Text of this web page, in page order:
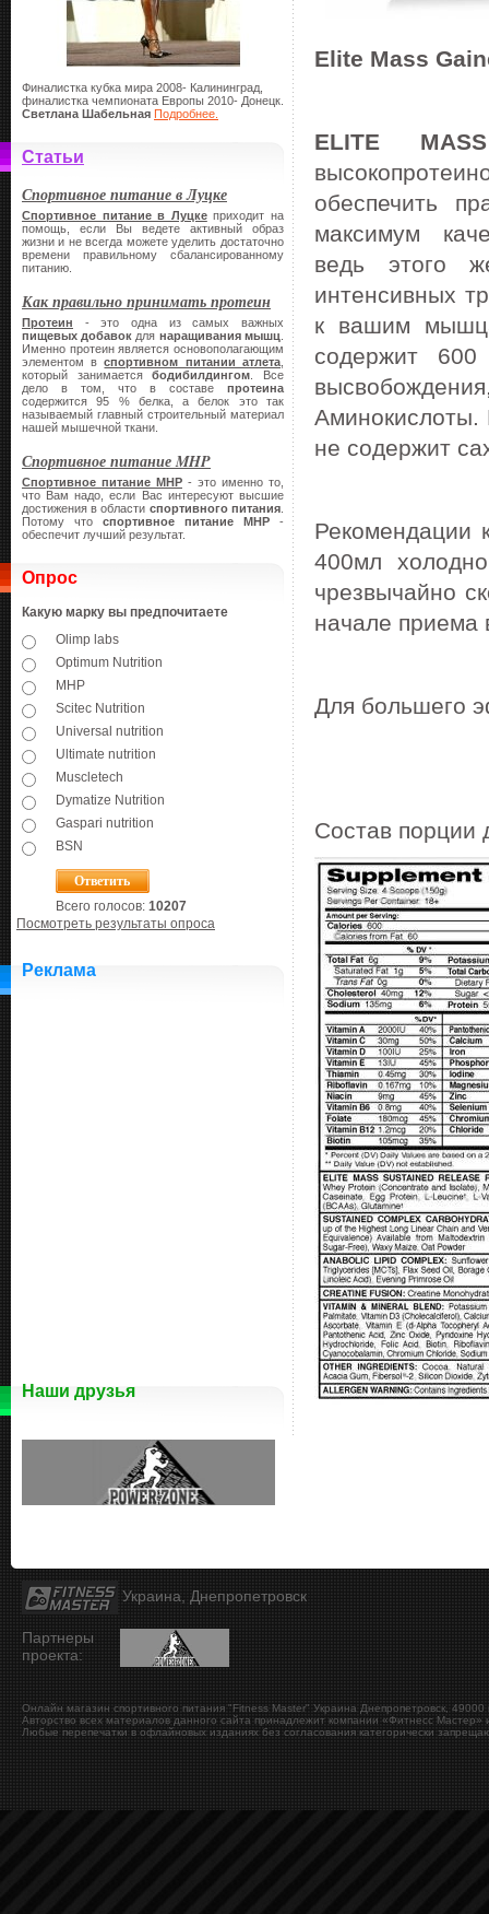
Финалистка кубка мира 2008- Калининград,
финалистка чемпионата Европы 2010- Донецк.
Светлана Шабельная Подробнее.
Статьи
Спортивное питание в Луцке
Спортивное питание в Луцкеприходит на
помощь, если Вы ведете активный образ
жизни и не всегда можете уделить достаточно
времени правильному сбалансированному
питанию.
Как правильно принимать протеин
Протеин - это одна из самых важных
пищевых добавок для наращивания мышц
Именно протеин является основополагающим
элементом вспортивном питании атлета
который занимаетсябодибилдингом . Все
дело в том, что в составе протеина
содержится 95 % белка, а белок это так
называемый главный строительный материал
нашей мышечной ткани.
Спортивное питание MHP
Спортивное питание MHP - это именно то,
что Вам надо, если Вас интересуют высшие
достижения в области спортивного питания
Потому что спортивное питание MHP -
обеспечит лучший результат.
Опрос
Какую марку вы предпочитаете
Olimp labs
Optimum Nutrition
MHP
Scitec Nutrition
Universal nutrition
Ultimate nutrition
Muscletech
Dymatize Nutrition
Gaspari nutrition
BSN
Всего голосов: 10207
Посмотреть результаты опроса
Реклама
Наши друзья
Elite Mass
ELITE
обеспечить
максимум
ведь этого
интенсивных
к вашим
содержит
Аминокислоты.
не содержит
Рекомендации
400мл
чрезвычайно
начале приема
Для большего
Состав порции
Украина, Днепропетровск
Партнеры
проекта:
Онлайн магазин спортивного питания "Fitness Master" Украина Днепропетровск 49000
Авторство всех материалов данного сайта принадлежит компании «Фитнесс Мастер»
Любые перепечатки в офлайновых изданиях без согласования категорически